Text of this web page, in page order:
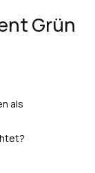
Grün
als